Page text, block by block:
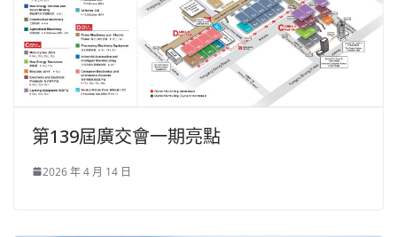
第139屆廣交會一期亮點
2026 年 4 月 14 日